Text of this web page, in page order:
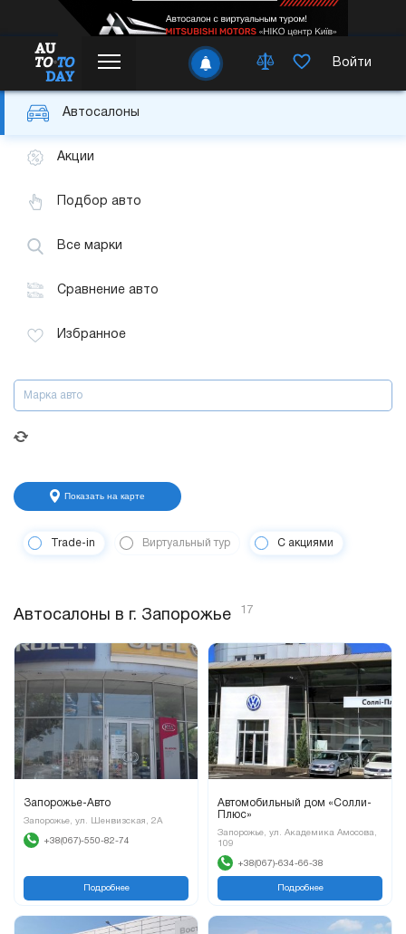
Войти
Автосалоны
Акции
Подбор авто
Все марки
Сравнение авто
Избранное
Марка авто
Показать на карте
Trade-in Виртуальный тур С акциями
Автосалоны в г. Запорожье 17
Запорожье-Авто
Запорожье, ул. Шенвизская, 2А
+38(067)-550-82-74
Подробнее
Автомобильный дом «Солли-
Плюс»
Запорожье, ул. Академика Амосова,
109
+38(067)-634-66-38
Подробнее